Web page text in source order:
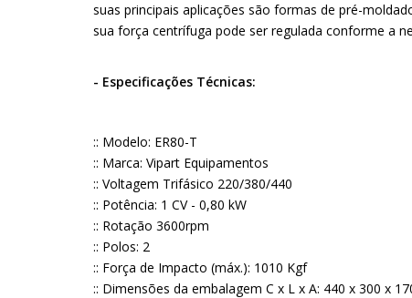
suas principais aplicações são formas de pré-
sua força centrífuga pode ser regulada conforme a
- Especificações Técnicas:
:: Modelo: ER80-T
:: Marca: Vipart Equipamentos
:: Voltagem Trifásico 220/380/440
:: Potência: 1 CV - 0,80 kW
:: Rotação 3600rpm
:: Polos: 2
:: Força de Impacto (máx.): 1010 Kgf
:: Dimensões da embalagem C x L x A: 440 x 300 x